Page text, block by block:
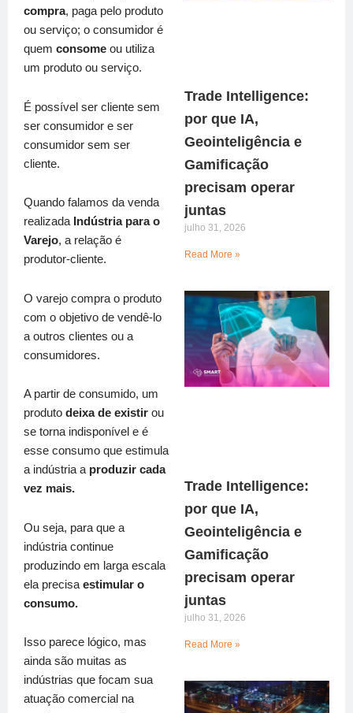
compra, paga pelo produto
ou serviço; o consumidor é
quem consome ou utiliza
um produto ou serviço.
É possível ser cliente sem
ser consumidor e ser
consumidor sem ser
cliente.
Quando falamos da venda
realizada Indústria para o
Varejo, a relação é
produtor-cliente.
O varejo compra o produto
com o objetivo de vendê-lo
a outros clientes ou a
consumidores.
A partir de consumido, um
produto deixa de existir ou
se torna indisponível e é
esse consumo que estimula
a indústria aproduzir cada
vez mais.
Ou seja, para que a
indústria continue
produzindo em larga escala
ela precisa estimular o
consumo.
Isso parece lógico, mas
ainda são muitas as
indústrias que focam sua
atuação comercial na
Trade Intelligence:
por que IA,
Geointeligência e
Gamificação
precisam operar
juntas
julho 31, 2026
Read More »
Trade Intelligence:
por que IA,
Geointeligência e
Gamificação
precisam operar
juntas
julho 31, 2026
Read More »